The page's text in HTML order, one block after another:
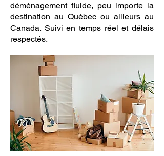
déménagement fluide, peu importe la
destination au Québec ou ailleurs au
Canada. Suivi en temps réel et délais
respectés.